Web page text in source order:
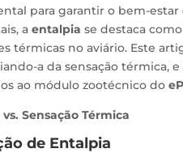
para garantir o bem-estar
a entalpia se destaca
térmicas no aviário. Este
a da sensação térmica,
ao módulo zootécnico do
Sensação Térmica
de Entalpia